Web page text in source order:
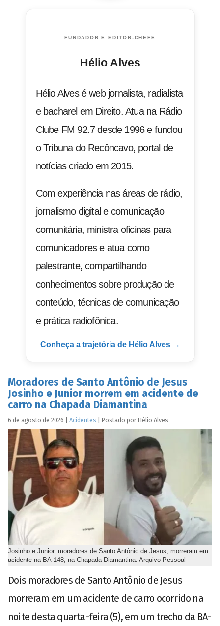
FUNDADOR E EDITOR-CHEFE
Hélio Alves
Hélio Alves é web jornalista, radialista
e bacharel em Direito. Atua na Rádio
Clube FM 92.7 desde 1996 e fundou
o Tribuna do Recôncavo, portal de
notícias criado em 2015.
Com experiência nas áreas de rádio,
jornalismo digital e comunicação
comunitária, ministra oficinas para
comunicadores e atua como
palestrante, compartilhando
conhecimentos sobre produção de
conteúdo, técnicas de comunicação
e prática radiofônica.
Conheça a trajetória de Hélio Alves →
Moradores de Santo Antônio de Jesus
Josinho e Junior morrem em acidente de
carro na Chapada Diamantina
6 de agosto de 2026 Acidentes Postado por Hélio Alves
Josinho e Junior, moradores de Santo Antônio de Jesus, morreram em
acidente na BA-148, na Chapada Diamantina. Arquivo Pessoal
Dois moradores de Santo Antônio de Jesus
morreram em um acidente de carro ocorrido na
noite desta quarta-feira (5), em um trecho da BA-